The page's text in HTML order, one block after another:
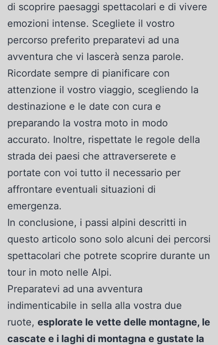
di scoprire paesaggi spettacolari e di vivere
emozioni intense. Scegliete il vostro
percorso preferito preparatevi ad una
avventura che vi lascerà senza parole.
Ricordate sempre di pianificare con
attenzione il vostro viaggio, scegliendo la
destinazione e le date con cura e
preparando la vostra moto in modo
accurato. Inoltre, rispettate le regole della
strada dei paesi che attraverserete e
portate con voi tutto il necessario per
affrontare eventuali situazioni di
emergenza.
In conclusione, i passi alpini descritti in
questo articolo sono solo alcuni dei percorsi
spettacolari che potrete scoprire durante un
tour in moto nelle Alpi.
Preparatevi ad una avventura
indimenticabile in sella alla vostra due
ruote, esplorate le vette delle montagne, le
cascate e i laghi di montagna e gustate la